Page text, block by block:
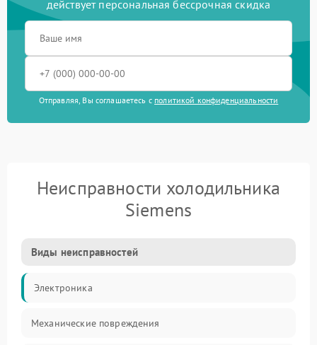
действует персональная бессрочная скидка
Отправляя, Вы соглашаетесь с политикой конфиденциальности
Неисправности холодильника
Siemens
Виды неисправностей
Электроника
Механические повреждения